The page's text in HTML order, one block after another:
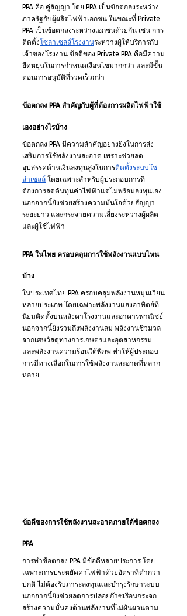
PPA คือ คู่สัญญา โดย PPA เป็นข้อตกลงระหว่าง
ภาครัฐกับผู้ผลิตไฟฟ้าเอกชน ในขณะที่ Private
PPA เป็นข้อตกลงระหว่างเอกชนด้วยกัน เช่น การ
ติดตั้ง โซล่าเซลล์โรงงานระหว่างผู้ให้บริการกับ
เจ้าของโรงงาน ข้อดีของ Private PPA คือมีความ
ยืดหยุ่นในการกำหนดเงื่อนไขมากกว่า และมีขั้น
ตอนการอนุมัติที่รวดเร็วกว่า
ข้อตกลง PPA สำคัญกับผู้ที่ต้องการผลิตไฟฟ้าใช้
เองอย่างไรบ้าง
ข้อตกลง PPA มีความสำคัญอย่างยิ่งในการส่ง
เสริมการใช้พลังงานสะอาด เพราะช่วยลด
อุปสรรคด้านเงินลงทุนสูงในการติดตั้งระบบโซ
ล่าเซลล์ โดยเฉพาะสำหรับผู้ประกอบการที่
ต้องการลดต้นทุนค่าไฟฟ้าแต่ไม่พร้อมลงทุนเอง
นอกจากนี้ยังช่วยสร้างความมั่นใจด้วยสัญญา
ระยะยาว และกระจายความเสี่ยงระหว่างผู้ผลิต
และผู้ใช้ไฟฟ้า
PPA ในไทย ครอบคลุมการใช้พลังงานแบบไหน
บ้าง
ในประเทศไทย PPA ครอบคลุมพลังงานหมุนเวียน
หลายประเภท โดยเฉพาะพลังงานแสงอาทิตย์ที่
นิยมติดตั้งบนหลังคาโรงงานและอาคารพาณิชย์
นอกจากนี้ยังรวมถึงพลังงานลม พลังงานชีวมวล
จากเศษวัสดุทางการเกษตรและอุตสาหกรรม
และพลังงานความร้อนใต้พิภพ ทำให้ผู้ประกอบ
การมีทางเลือกในการใช้พลังงานสะอาดที่หลาก
หลาย
ข้อดีของการใช้พลังงานสะอาดภายใต้ข้อตกลง
PPA
การทำข้อตกลง PPA มีข้อดีหลายประการ โดย
เฉพาะการประหยัดค่าไฟฟ้าด้วยอัตราที่ต่ำกว่า
ปกติ ไม่ต้องรับภาระลงทุนและบำรุงรักษาระบบ
นอกจากนี้ยังช่วยลดการปล่อยก๊าซเรือนกระจก
สร้างความมั่นคงด้านพลังงานที่ไม่ผันผวนตาม